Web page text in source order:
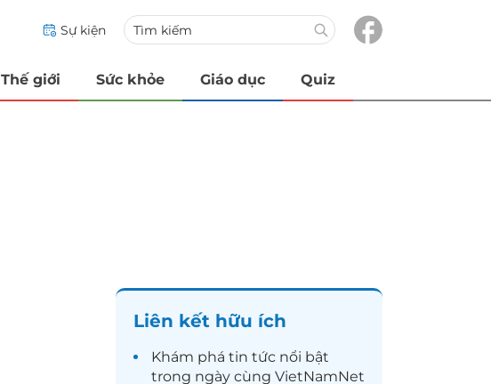
Sự kiện
Thế giới Sức khỏe Giáo dục Quiz
Liên kết hữu ích
Khám phá tin tức nổi bật
trong ngày cùng VietNamNet